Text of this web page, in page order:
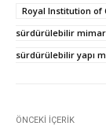
Royal Institution of
sürdürülebilir
sürdürülebilir yapı
ÖNCEKI İÇERIK